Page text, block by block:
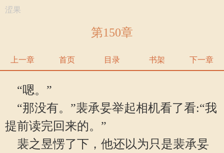
涩果
第150章
上一章 首页 目录 书架 下一章
“嗯。”
“那没有。”裴承妟举起相机看了看:“我
提前读完回来的。”
裴之昱愣了下，他还以为只是裴承妟